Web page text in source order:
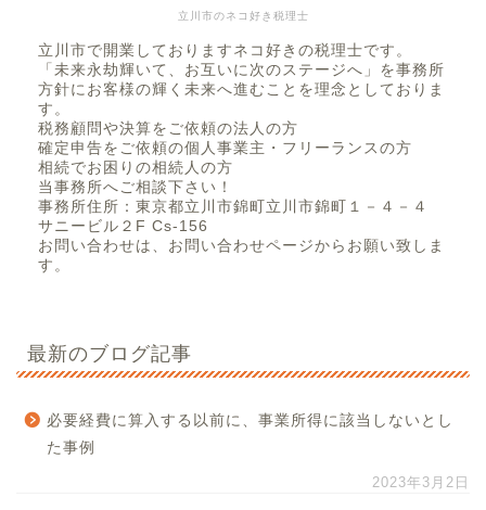
立川市のネコ好き税理士
立川市で開業しておりますネコ好きの税理士です。
「未来永劫輝いて、お互いに次のステージへ」を事務所
方針にお客様の輝く未来へ進むことを理念としておりま
す。
税務顧問や決算をご依頼の法人の方
確定申告をご依頼の個人事業主・フリーランスの方
相続でお困りの相続人の方
当事務所へご相談下さい！
事務所住所：東京都立川市錦町立川市錦町１－４－４
サニービル２F Cs-156
お問い合わせは、お問い合わせページからお願い致しま
す。
最新のブログ記事
必要経費に算入する以前に、事業所得に該当しないとし
た事例
2023年3月2日